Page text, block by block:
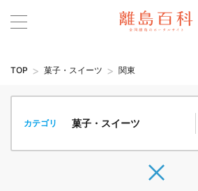
TOP 菓子・スイーツ 関東
カテゴリ